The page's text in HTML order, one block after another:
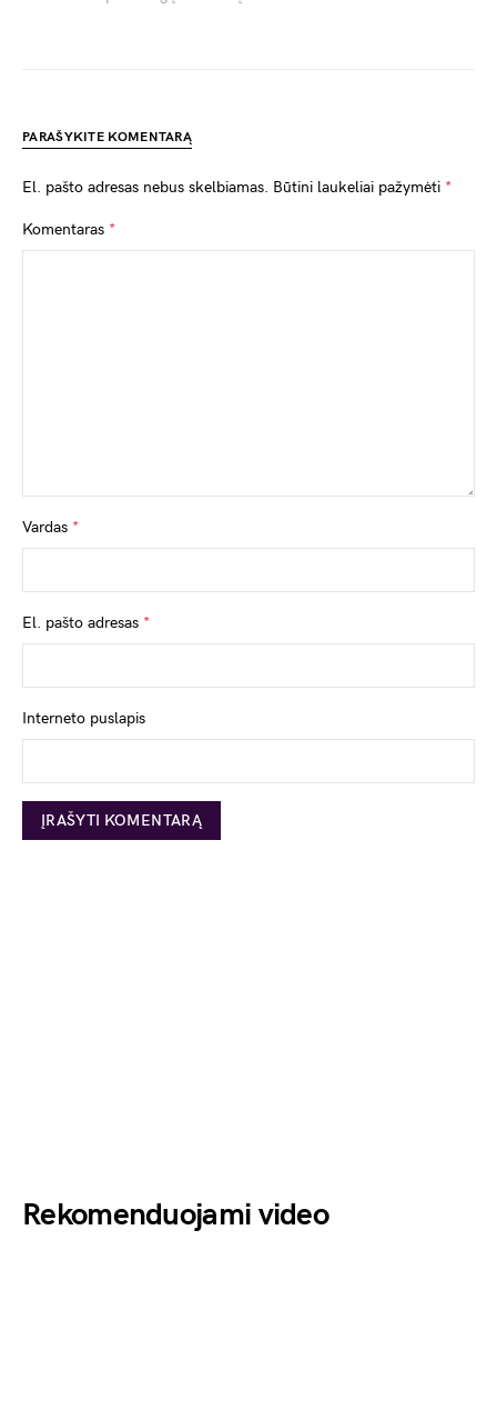
PARAŠYKITE KOMENTARĄ
El. pašto adresas nebus skelbiamas. Būtini laukeliai pažymėti *
Komentaras *
Vardas *
El. pašto adresas *
Interneto puslapis
Rekomenduojami video